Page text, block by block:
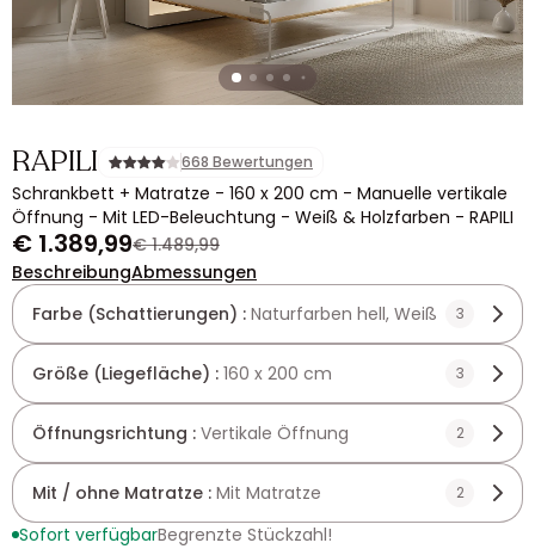
RAPILI 668 Bewertungen
Schrankbett + Matratze - 160 x 200 cm - Manuelle vertikale
Öffnung - Mit LED-Beleuchtung - Weiß & Holzfarben - RAPILI
€ 1.389,99€ 1.489,99
BeschreibungAbmessungen
Farbe (Schattierungen) : Naturfarben hell, Weiß 3
Größe (Liegefläche) : 160 x 200 cm 3
Öffnungsrichtung : Vertikale Öffnung 2
Mit / ohne Matratze : Mit Matratze 2
Sofort verfügbarBegrenzte Stückzahl!